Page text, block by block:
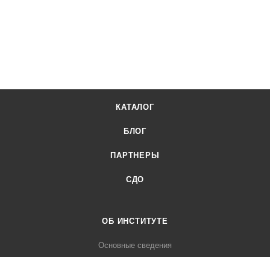
КАТАЛОГ
БЛОГ
ПАРТНЕРЫ
СДО
ОБ ИНСТИТУТЕ
Основные сведения